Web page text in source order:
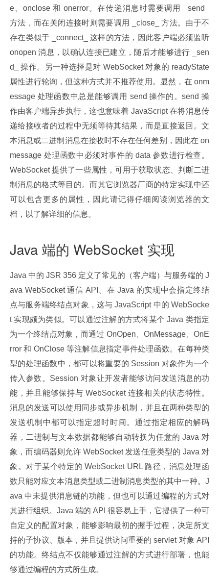
e、onclose 和 onerror。在传递消息时需要调用 _send_
方法，而在关闭连接时则需要调用 _close_ 方法。由于不
存在类似于 _connect_ 这样的方法，因此客户端必须监听
onopen 消息，以确认连接已建立，随后才能够进行 _sen
d_ 操作。另一种选择是对 WebSocket 对象的 readyState
属性进行轮询，但这种方式并不推荐使用。显然，在 onm
essage 处理函数中总是能够调用 send 操作的。send 操
作由客户端异步执行，这也意味着 JavaScript 在将消息传
递给接收者的过程中无须等待其结果，而是直接返回。文
本消息或二进制消息在接收时不存在任何差别，因此在 on
message 处理函数中必须对事件的 data 参数进行检查。
WebSocket 提供了一些属性，可用于获取状态、判断二进
制消息的格式等目的。而其它浏览器厂商的特定实现中还
可以包含更多的属性，因此请记得仔细阅读浏览器的文
档，以了解详细的信息。
Java 端的 WebSocket 实现
Java 中的 JSR 356 定义了常见的（客户端）与服务端的 J
ava WebSocket 通信 API。在 Java 的实现中会指定终结
点与服务端终结点对象，这与 JavaScript 中的 WebSocke
t 实现颇为类似。可以通过注解的方式将某个 Java 类指定
为一个终结点对象，而通过 OnOpen、OnMessage、OnE
rror 和 OnClose 等注解信息指定事件处理函数。在每种类
型的处理函数中，都可以将重要的 Session 对象作为一个
传入参数。Session 对象让开发者能够访问发送消息的功
能，并且能够保持与 WebSocket 连接相关的状态特性。
消息的发送可以使用同步或异步机制，并且在两种类型的
发送机制中都可以指定超时时间。通过指定相应的解码
器，二进制与文本数据都能够自动转换为任意的 Java 对
象，而编码器则允许 WebSocket 发送任意类型的 Java 对
象。对于某个特定的 WebSocket URL 路径，消息处理函
数只能对应文本消息类型或二进制消息类型的其中一种。J
ava 中未提供消息链的功能，但也可以通过编程的方式对
其进行组织。Java 端的 API 很容易上手，它提供了一种可
自定义的配置对象，能够影响最初的握手过程，决定所支
持的子协议、版本，并且提供访问重要的 servlet 对象 API
的功能。终结点不仅能够通过注解的方式进行部署，也能
够通过编程的方式所生成。